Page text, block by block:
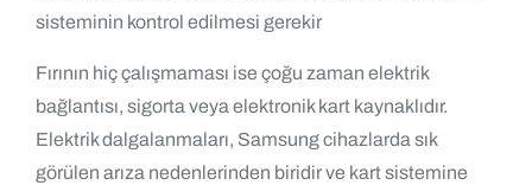
sisteminin kontrol edilmesi gerekir
Fırının hiç çalışmaması ise çoğu zaman elektrik
bağlantısı, sigorta veya elektronik kart kaynaklıdır.
Elektrik dalgalanmaları, Samsung cihazlarda sık
görülen arıza nedenlerinden biridir ve kart sistemine